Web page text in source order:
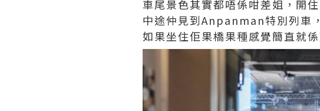
車尾景色其實都唔係咁差姐，開
中途仲見到Anpanman特別列車
如果坐住佢果橋果種感覺簡直就係